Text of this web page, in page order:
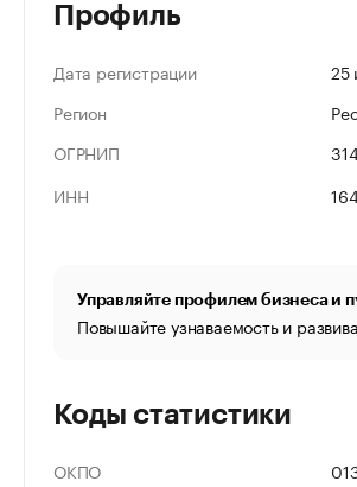
Профиль
Дата регистрации
25
Регион
ОГРНИП
ИНН
Управляйте профилем бизнеса и
Повышайте узнаваемость и
Коды статистики
ОКПО